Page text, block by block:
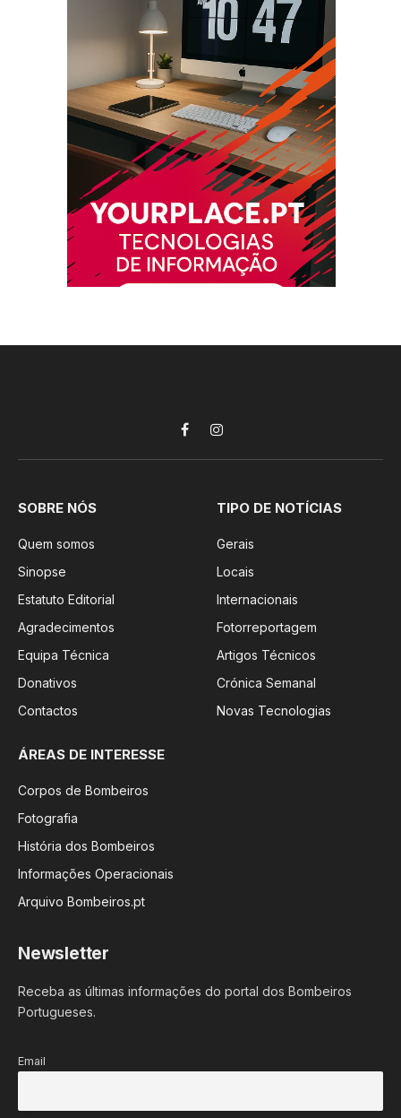
FacebookInstagram
SOBRE NÓS
Quem somos
Sinopse
Estatuto Editorial
Agradecimentos
Equipa Técnica
Donativos
Contactos
TIPO DE NOTÍCIAS
Gerais
Locais
Internacionais
Fotorreportagem
Artigos Técnicos
Crónica Semanal
Novas Tecnologias
ÁREAS DE INTERESSE
Corpos de Bombeiros
Fotografia
História dos Bombeiros
Informações Operacionais
Arquivo Bombeiros.pt
Newsletter
Receba as últimas informações do portal dos Bombeiros
Portugueses.
Email